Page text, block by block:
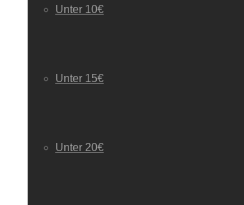
Unter 10€
Unter 15€
Unter 20€